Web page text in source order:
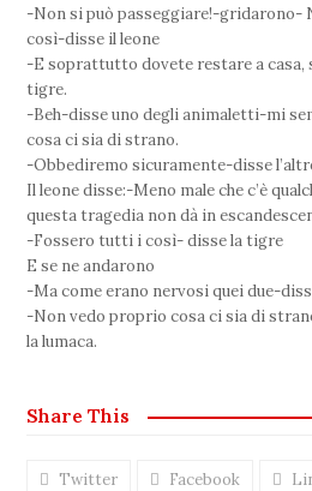
-Non si può passeggiare!-gridarono-
così-disse il leone
-E soprattutto dovete restare a casa,
tigre.
-Beh-disse uno degli animaletti-mi
cosa ci sia di strano.
-Obbediremo sicuramente-disse
Il leone disse:-Meno male che c’è
questa tragedia non dà in
-Fossero tutti i così- disse la tigre
E se ne andarono
-Ma come erano nervosi quei due-
-Non vedo proprio cosa ci sia di
la lumaca.
Share This
Twitter Facebook